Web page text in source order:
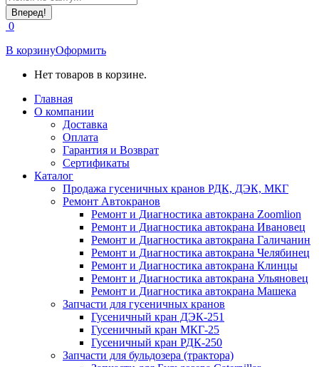
WhatsApp
открывается
в
новом
окне
0
В корзинуОформить
Нет товаров в корзине.
Главная
О компании
Доставка
Оплата
Гарантия и Возврат
Сертификаты
Каталог
Продажа гусеничных кранов РДК, ДЭК, МКГ
Ремонт Автокранов
Ремонт и Диагностика автокрана Zoomlion
Ремонт и Диагностика автокрана Ивановец
Ремонт и Диагностика автокрана Галичанин
Ремонт и Диагностика автокрана Челябинец
Ремонт и Диагностика автокрана Клинцы
Ремонт и Диагностика автокрана Ульяновец
Ремонт и Диагностика автокрана Машека
Запчасти для гусеничных кранов
Гусеничный кран ДЭК-251
Гусеничный кран МКГ-25
Гусеничный кран РДК-250
Запчасти для бульдозера (трактора)